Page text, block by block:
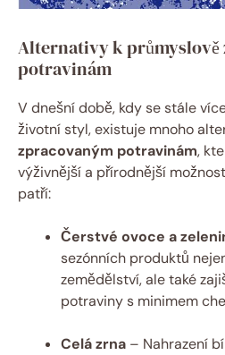
Alternativy k průmyslově
potravinám
V dnešní době, kdy se stále
životní styl, existuje mnoho
zpracovaným potravinám,
výživnější a přírodnější
patří:
Čerstvé ovoce a
sezónních produktů
zemědělství, ale také
potraviny s minimem
Celá zrna – Nahrazení